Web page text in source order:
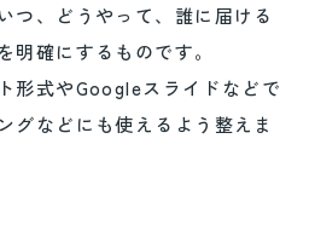
つ、どうやって、誰に届ける
明確にするものです。
形式やGoogleスライドなどで
グなどにも使えるよう整えま